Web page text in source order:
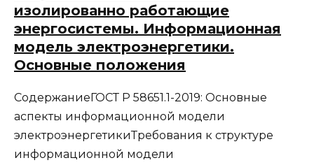
изолированно работающие
энергосистемы. Информационная
модель электроэнергетики.
Основные положения
СодержаниеГОСТ Р 58651.1-2019: Основные
аспекты информационной модели
электроэнергетикиТребования к структуре
информационной модели